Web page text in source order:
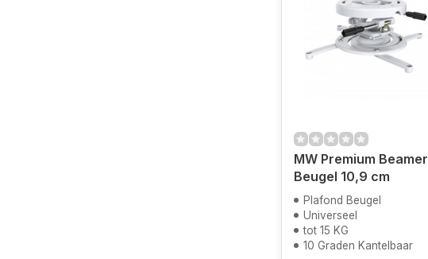
MW Premium Beamer
Beugel 10,9 cm
Plafond Beugel
Universeel
tot 15 KG
10 Graden Kantelbaar